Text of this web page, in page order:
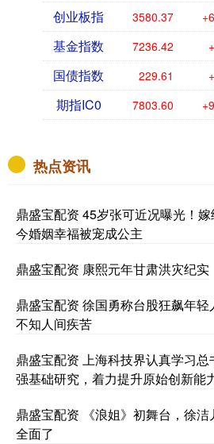
创业板指 3580.39
基金指数 7236.32
国债指数 229.61
期指IC0 7802.40
热点资讯
鼎盛宝配资 45岁张可近况曝光！
今婚姻幸福被宠成公主
鼎盛宝配资 康熙元年甘肃洪灾纪实
鼎盛宝配资 徐国勇称台股狂飙年轻
不知人间疾苦
鼎盛宝配资 上海科技界认真学习
强基础研究，着力提升原始创新能
鼎盛宝配资 《浪姐》初舞台，徐
全面了